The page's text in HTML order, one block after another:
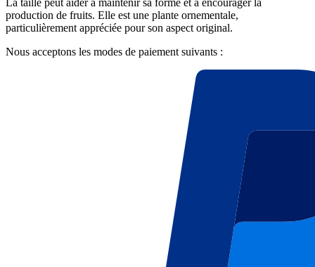
La taille peut aider à maintenir sa forme et à encourager la
production de fruits. Elle est une plante ornementale,
particulièrement appréciée pour son aspect original.
Nous acceptons les modes de paiement suivants :